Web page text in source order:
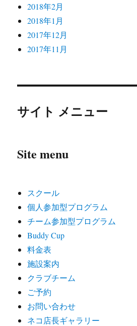
2018年2月
2018年1月
2017年12月
2017年11月
サイト メニュー
Site menu
スクール
個人参加型プログラム
チーム参加型プログラム
Buddy Cup
料金表
施設案内
クラブチーム
ご予約
お問い合わせ
ネコ店長ギャラリー